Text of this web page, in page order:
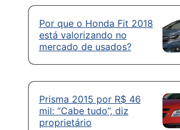
Por que o Honda Fit 2018
está valorizando no
mercado de usados?
Prisma 2015 por R$ 46
mil: “Cabe tudo”, diz
proprietário